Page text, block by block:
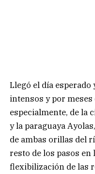
Llegó el día
intensos y por
especialmente, de la
y la paraguaya
de ambas orillas del
resto de los pasos
flexibilización de las